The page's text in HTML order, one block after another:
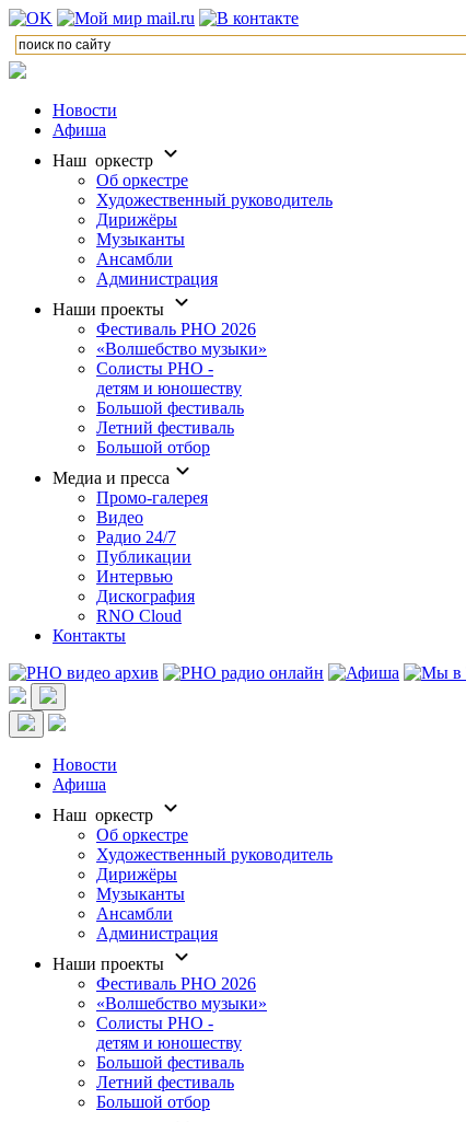
Новости
Афиша
Наш оркестр
Об оркестре
Художественный руководитель
Дирижёры
Музыканты
Ансамбли
Администрация
Наши проекты
Фестиваль РНО 2026
«Волшебство музыки»
Солисты РНО -
детям и юношеству
Большой фестиваль
Летний фестиваль
Большой отбор
Медиа и пресса
Промо-галерея
Видео
Радио 24/7
Публикации
Интервью
Дискография
RNO Cloud
Контакты
Новости
Афиша
Наш оркестр
Об оркестре
Художественный руководитель
Дирижёры
Музыканты
Ансамбли
Администрация
Наши проекты
Фестиваль РНО 2026
«Волшебство музыки»
Солисты РНО -
детям и юношеству
Большой фестиваль
Летний фестиваль
Большой отбор